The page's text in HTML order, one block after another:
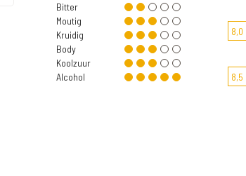
Bitter
Moutig
Kruidig
Body
Koolzuur
Alcohol
8,0
8,5